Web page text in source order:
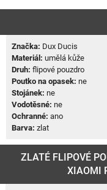
Značka: Dux Ducis
Materiál: umělá kůže
Druh: flipové pouzdro
Poutko na opasek: ne
Stojánek: ne
Vodotěsné: ne
Ochranné: ano
Barva: zlat
ZLATÉ FLIPOVÉ
XIAOMI